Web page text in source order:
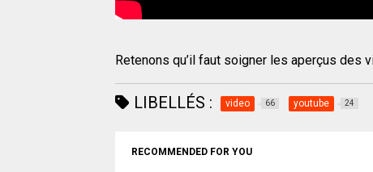
Retenons qu’il faut soigner les aperçus des
LIBELLÉS : video 66 youtube 24
RECOMMENDED FOR YOU